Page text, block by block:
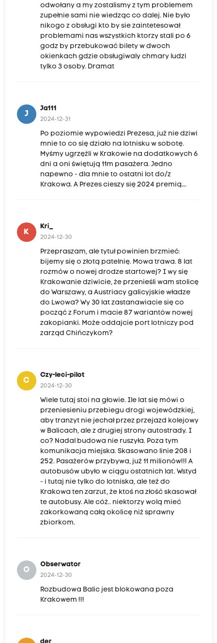
odwołany a my zostalismy z tym problemem
zupełnie sami nie wiedząc co dalej. Nie było
nikogo z obsługi kto by sie zaintetesował
problemami nas wszystkich ktorzy stali po 6
godz by przebukować bilety w dwoch
okienkach gdzie obsługiwaly chmary ludzi
tylko 3 osoby. Dramat
J
Ja111
2024-12-31
Po poziomie wypowiedzi Prezesa, już nie dziwi
mnie to co się działo na lotnisku w sobotę.
Myśmy ugrzęźli w Krakowie na dodatkowych 6
dni a oni świętują 11m pasażera. Jedno
napewno - dla mnie to ostatni lot do/z
Krakowa. A Prezes cieszy się 2024 premią….
K
Kri_
2024-12-30
Przepraszam, ale tytuł powinien brzmieć:
bijemy się o złotą patelnię. Mowa trawa. 8 lat
rozmów o nowej drodze startowej? I wy się
Krakowanie dziwicie, że przenieśli wam stolicę
do Warszawy, a Austriacy galicyjskie władze
do Lwowa? Wy 30 lat zastanawiacie się co
począć z Forum i macie 87 wariantów nowej
zakopianki. Może oddajcie port lotniczy pod
zarząd Chińczykom?
C
Czy-leci-pilot
2024-12-30
Wiele tutaj stoi na głowie. Ile lat się mówi o
przeniesieniu przebiegu drogi wojewódzkiej,
aby tranzyt nie jechał przez przejazd kolejowy
w Balicach, ale z drugiej strony autostrady. I
co? Nadal budowa nie ruszyła. Poza tym
komunikacja miejska. Skasowano linie 208 i
252. Pasażerów przybywa, już 11 milionów!!! A
autobusów ubyło w ciągu ostatnich lat. Wstyd
- i tutaj nie tylko do lotniska, ale też do
Krakowa ten zarzut, że ktoś na złość skasował
te autobusy. Ale cóż.. niektorzy wolą mieć
zakorkowaną całą okolicę niż sprawny
zbiorkom.
O
Obserwator
2024-12-30
Rozbudowa Balic jest blokowana poza
Krakowem !!!